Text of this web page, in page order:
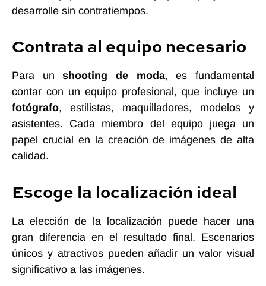
desarrolle sin contratiempos.
Contrata al equipo necesario
Para unshooting de moda, es fundamental
contar con un equipo profesional, que incluye un
fotógrafo, estilistas, maquilladores, modelos y
asistentes. Cada miembro del equipo juega un
papel crucial en la creación de imágenes de alta
calidad.
Escoge la localización ideal
La elección de la localización puede hacer una
gran diferencia en el resultado final. Escenarios
únicos y atractivos pueden añadir un valor visual
significativo a las imágenes.